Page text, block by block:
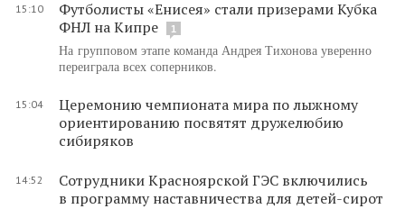
15:10
Футболисты «Енисея» стали призерами Кубка
ФНЛ на Кипре
1
На групповом этапе команда Андрея Тихонова уверенно
переиграла всех соперников.
15:04
Церемонию чемпионата мира по лыжному
ориентированию посвятят дружелюбию
сибиряков
14:52
Сотрудники Красноярской ГЭС включились
в программу наставничества для детей-сирот